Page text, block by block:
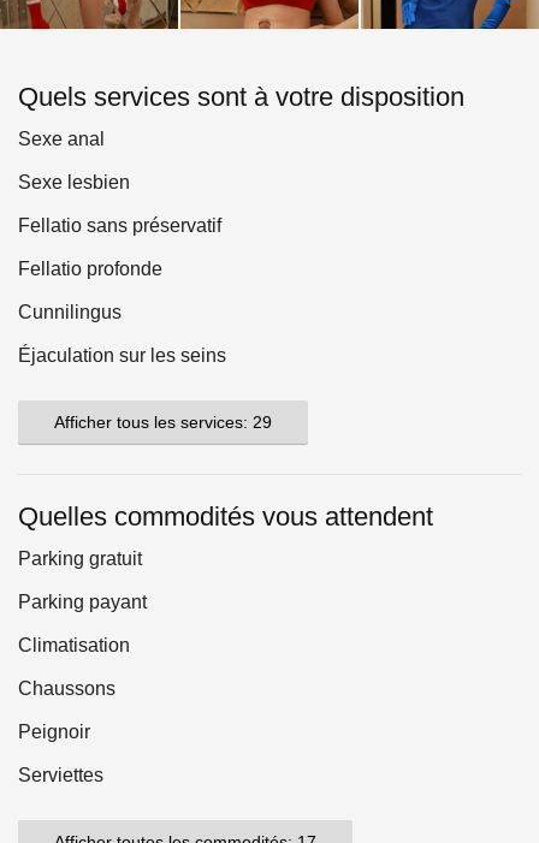
Quels services sont à votre disposition
Sexe anal
Sexe lesbien
Fellatio sans préservatif
Fellatio profonde
Cunnilingus
Éjaculation sur les seins
Afficher tous les services: 29
Quelles commodités vous attendent
Parking gratuit
Parking payant
Climatisation
Chaussons
Peignoir
Serviettes